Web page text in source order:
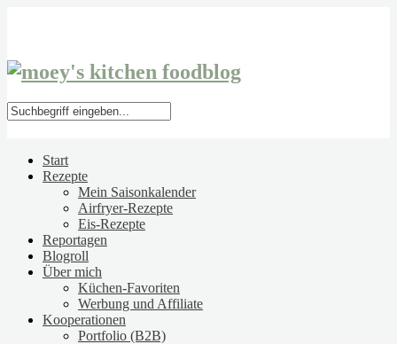
Start
Rezepte
Mein Saisonkalender
Airfryer-Rezepte
Eis-Rezepte
Reportagen
Blogroll
Über mich
Küchen-Favoriten
Werbung und Affiliate
Kooperationen
Portfolio (B2B)